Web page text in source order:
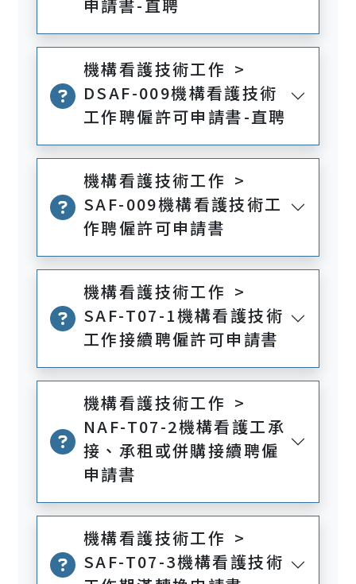
申請書-直聘
機構看護技術工作 >
DSAF-009機構看護技術
工作聘僱許可申請書-直聘
機構看護技術工作 >
SAF-009機構看護技術工
作聘僱許可申請書
機構看護技術工作 >
SAF-T07-1機構看護技術
工作接續聘僱許可申請書
機構看護技術工作 >
NAF-T07-2機構看護工承
接、承租或併購接續聘僱
申請書
機構看護技術工作 >
SAF-T07-3機構看護技術